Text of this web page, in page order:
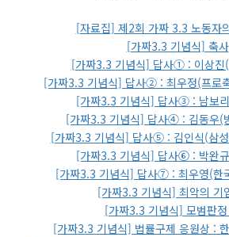
[자료집] 제2회 가짜 3.3 노동자
[가짜3.3 기념식] 축사
[가짜3.3 기념식] 답사① : 이상진
[가짜3.3 기념식] 답사② : 최우정(프로
[가짜3.3 기념식] 답사③ : 남보
[가짜3.3 기념식] 답사④ : 김동우(
[가짜3.3 기념식] 답사⑤ : 김인식(삼
[가짜3.3 기념식] 답사⑥ : 박완
[가짜3.3 기념식] 답사⑦ : 최우영(한
[가짜3.3 기념식] 최악의 기
[가짜3.3 기념식] 모범판
[가짜3.3 기념식] 법률구제 응원상 :